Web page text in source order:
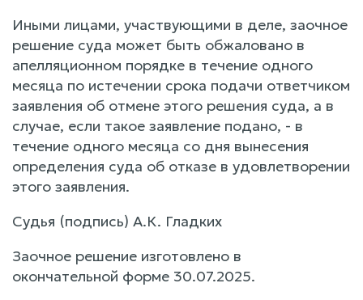
Иными лицами, участвующими в деле, заочное
решение суда может быть обжаловано в
апелляционном порядке в течение одного
месяца по истечении срока подачи ответчиком
заявления об отмене этого решения суда, а в
случае, если такое заявление подано, - в
течение одного месяца со дня вынесения
определения суда об отказе в удовлетворении
этого заявления.
Судья (подпись) А.К. Гладких
Заочное решение изготовлено в
окончательной форме 30.07.2025.